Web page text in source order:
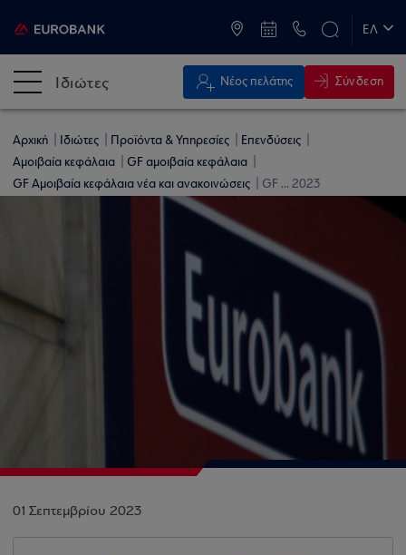
ΕΛ
Ιδιώτες Νέος πελάτης Σύνδεση
Αρχική Ιδιώτες Προϊόντα & Υπηρεσίες
Επενδύσεις
Αμοιβαία κεφάλαια
GF αμοιβαία κεφάλαια
GF Αμοιβαία κεφάλαια νέα και ανακοινώσεις
GF ... 2023
01 Σεπτεμβρίου 2023